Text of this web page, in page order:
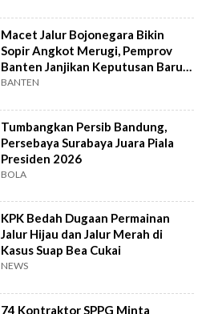
Macet Jalur Bojonegara Bikin
Sopir Angkot Merugi, Pemprov
Banten Janjikan Keputusan Baru 4
Hari Lagi
BANTEN
Tumbangkan Persib Bandung,
Persebaya Surabaya Juara Piala
Presiden 2026
BOLA
KPK Bedah Dugaan Permainan
Jalur Hijau dan Jalur Merah di
Kasus Suap Bea Cukai
NEWS
74 Kontraktor SPPG Minta